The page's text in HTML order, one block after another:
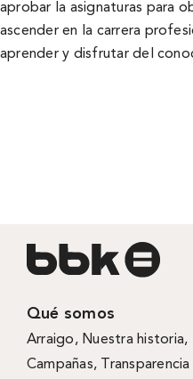
aprobar la asignaturas para
ascender en la carrera
aprender y disfrutar del
Qué somos
Arraigo, Nuestra historia,
Campañas, Transparencia